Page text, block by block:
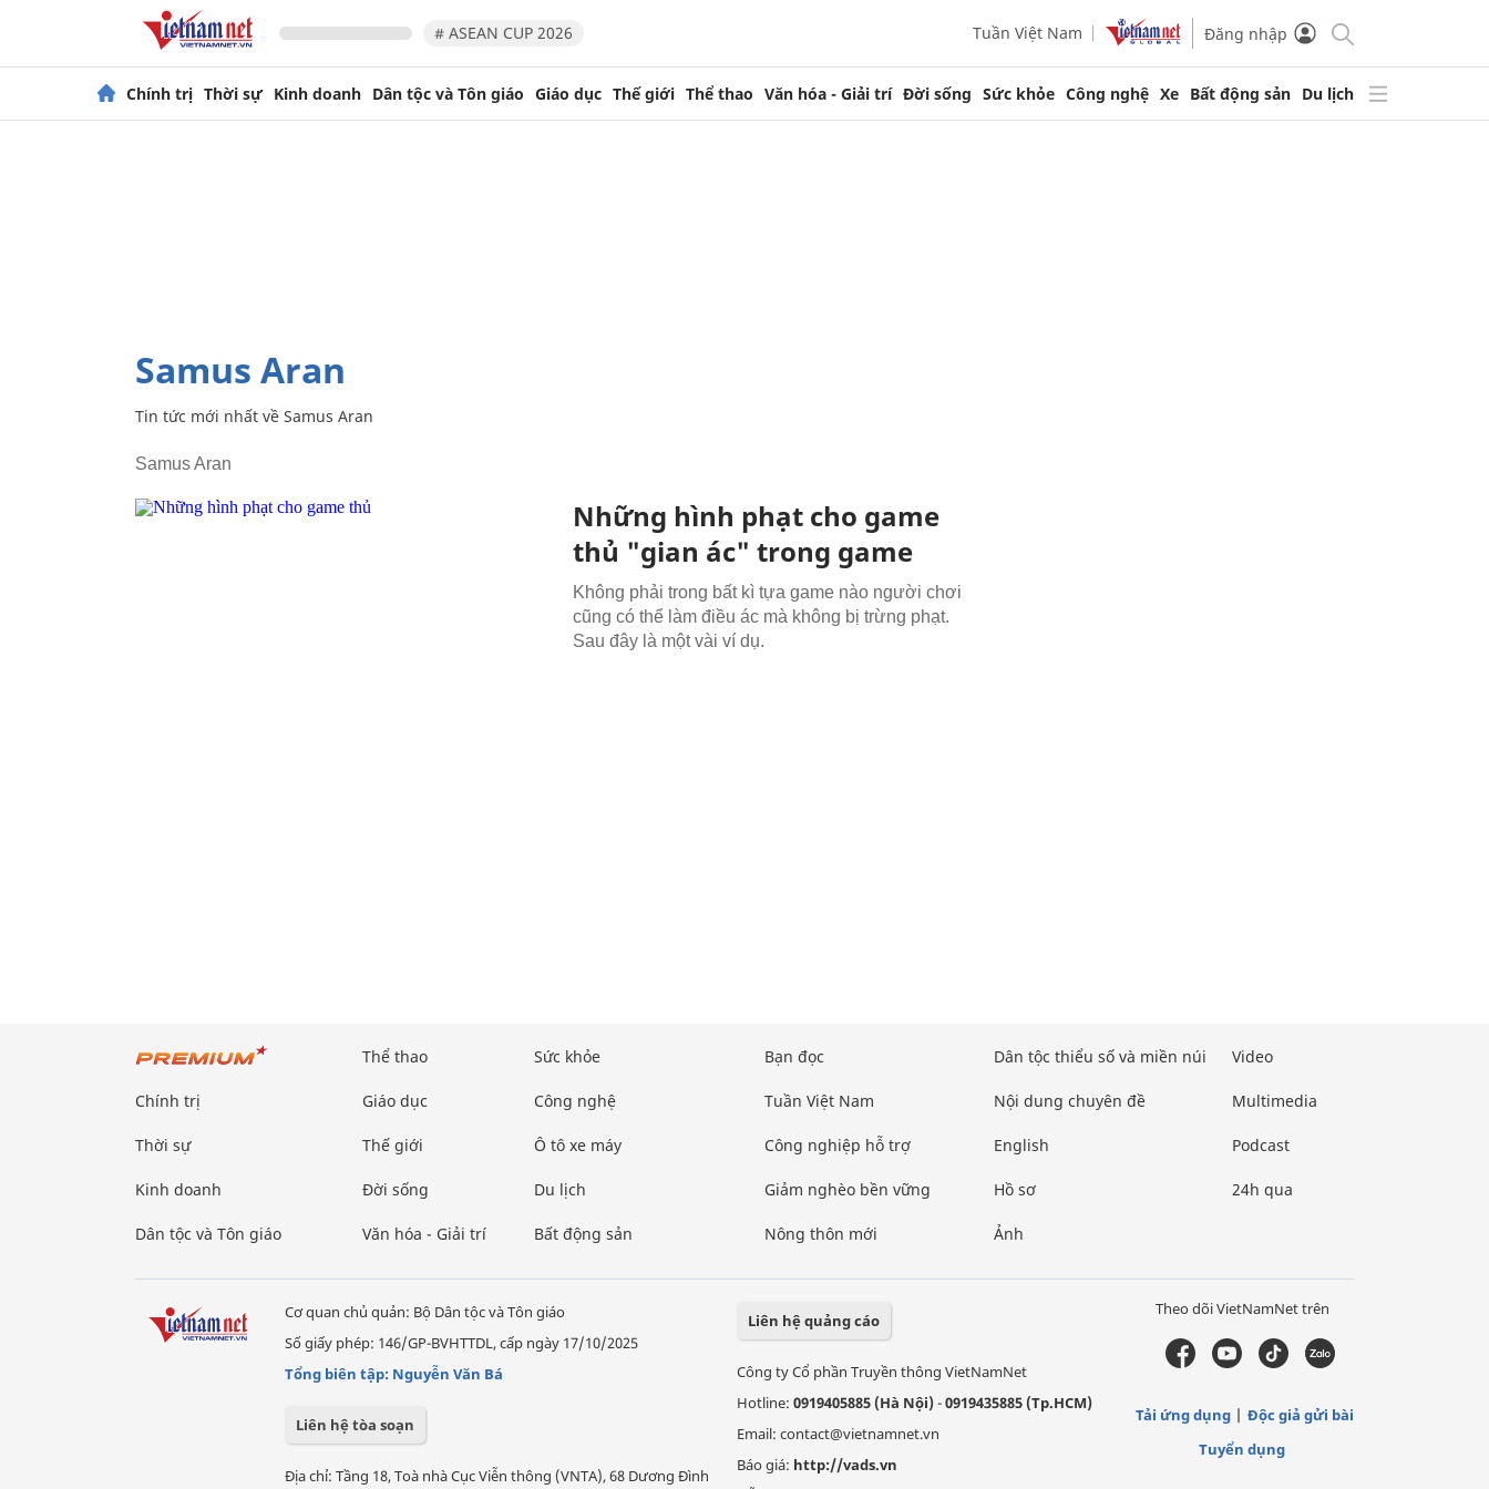
# ASEAN CUP 2026 Tuần Việt Nam Đăng nhập
Chính trị Thời sự Kinh doanh Dân tộc và Tôn giáo Giáo dục Thế giới Thể thao Văn hóa - Giải trí Đời sống Sức khỏe Công nghệ Xe Bất động sản Du lịch
Samus Aran
Tin tức mới nhất về Samus Aran
Samus Aran
Những hình phạt cho game
thủ "gian ác" trong game
Không phải trong bất kì tựa game nào người chơi
cũng có thể làm điều ác mà không bị trừng phạt.
Sau đây là một vài ví dụ.
Chính trị
Thời sự
Kinh doanh
Dân tộc và Tôn giáo
Thể thao
Giáo dục
Thế giới
Đời sống
Văn hóa - Giải trí
Sức khỏe
Công nghệ
Ô tô xe máy
Du lịch
Bất động sản
Bạn đọc
Tuần Việt Nam
Công nghiệp hỗ trợ
Giảm nghèo bền vững
Nông thôn mới
Dân tộc thiểu số và miền núi
Nội dung chuyên đề
English
Hồ sơ
Ảnh
Video
Multimedia
Podcast
24h qua
Cơ quan chủ quản: Bộ Dân tộc và Tôn giáo
Số giấy phép: 146/GP-BVHTTDL, cấp ngày 17/10/2025
Tổng biên tập: Nguyễn Văn Bá
Liên hệ tòa soạn
Địa chỉ: Tầng 18, Toà nhà Cục Viễn thông (VNTA), 68 Dương Đình
Liên hệ quảng cáo
Công ty Cổ phần Truyền thông VietNamNet
Hotline: 0919405885 (Hà Nội)-0919435885 (Tp.HCM)
Email: contact@vietnamnet.vn
Báo giá: http://vads.vn
Theo dõi VietNamNet trên
Tải ứng dụng
Độc giả gửi bài
Tuyển dụng